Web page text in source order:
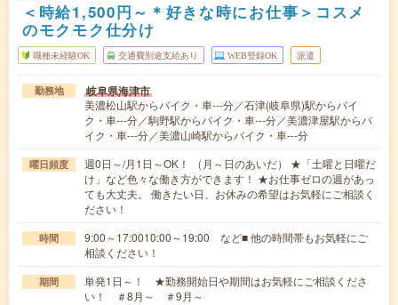
＜時給1,500円～＊好きな時にお仕事＞コスメ
のモクモク仕分け
職種未経験OK 交通費別途支給あり WEB登録OK 派遣
勤務地 岐阜県海津市
美濃松山駅からバイク・車---分／石津(岐阜県)駅からバイ
ク・車---分／駒野駅からバイク・車---分／美濃津屋駅からバ
イク・車---分／美濃山崎駅からバイク・車---分
曜日頻度
週0日～/月1日～OK！ （月～日のあいだ） ★「土曜と日曜だ
け」など色々な働き方ができます！ ★お仕事ゼロの週があっ
ても大丈夫。 働きたい日、お休みの希望はお気軽にご相談く
ださい！
時間
9:00～17:0010:00～19:00 など■ 他の時間帯もお気軽にご
相談ください！
期間
単発1日～！ ★勤務開始日や期間はお気軽にご相談くださ
い！ ＃8月～ ＃9月～